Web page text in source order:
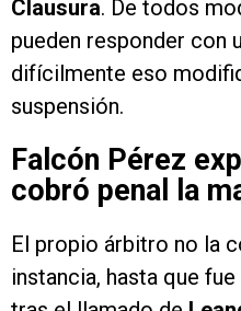
Clausura. De todos
pueden responder con
difícilmente eso
suspensión.
Falcón Pérez
cobró penal la
El propio árbitro no la
instancia, hasta que